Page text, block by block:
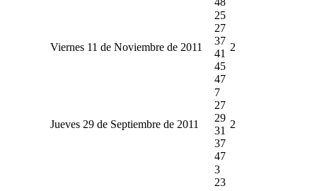
Viernes 11 de Noviembre de 2011
25
27
37
41
45
47
2
Jueves 29 de Septiembre de 2011
7
27
29
31
37
47
2
3
23